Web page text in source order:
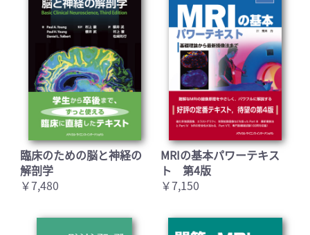
臨床のための脳と神経の
解剖学
￥7,480
MRIの基本パワーテキス
ト 第4版
￥7,150